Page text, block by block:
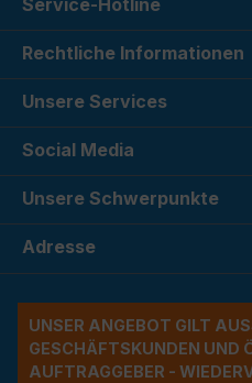
Service-Hotline
Rechtliche Informationen
Unsere Services
Social Media
Unsere Schwerpunkte
Adresse
UNSER ANGEBOT GILT
ESCHÄFTSKUNDEN UND
UFTRAGGEBER -